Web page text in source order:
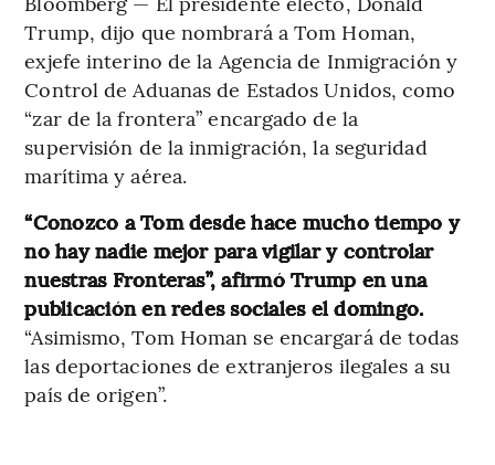
Trump, dijo que nombrará a Tom Homan,
exjefe interino de la Agencia de Inmigración y
Control de Aduanas de Estados Unidos, como
“zar de la frontera” encargado de la
supervisión de la inmigración, la seguridad
marítima y aérea.
“Conozco a Tom desde hace mucho tiempo y
no hay nadie mejor para vigilar y controlar
nuestras Fronteras”, afirmó Trump en una
publicación en redes sociales el domingo.
“Asimismo, Tom Homan se encargará de todas
las deportaciones de extranjeros ilegales a su
país de origen”.